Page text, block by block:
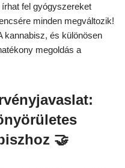
fel gyógyszereket
minden megváltozik!
kannabisz, és különösen
megoldás a
🤝